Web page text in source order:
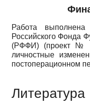
Работа
Российского Фонда
(РФФИ) (проект №
личностные
постоперационном
Литература